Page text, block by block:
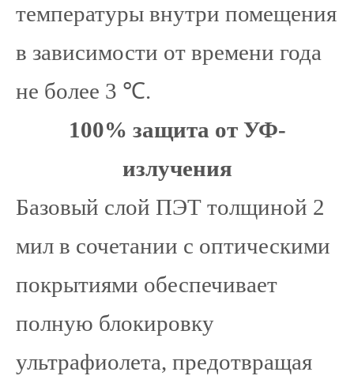
температуры внутри помещения
в зависимости от времени года
не более 3 ℃.
100% защита от УФ-
излучения
Базовый слой ПЭТ толщиной 2
мил в сочетании с оптическими
покрытиями обеспечивает
полную блокировку
ультрафиолета, предотвращая